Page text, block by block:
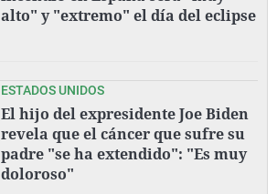
alto" y "extremo" el día del eclipse
ESTADOS UNIDOS
El hijo del expresidente Joe Biden
revela que el cáncer que sufre su
padre "se ha extendido": "Es muy
doloroso"